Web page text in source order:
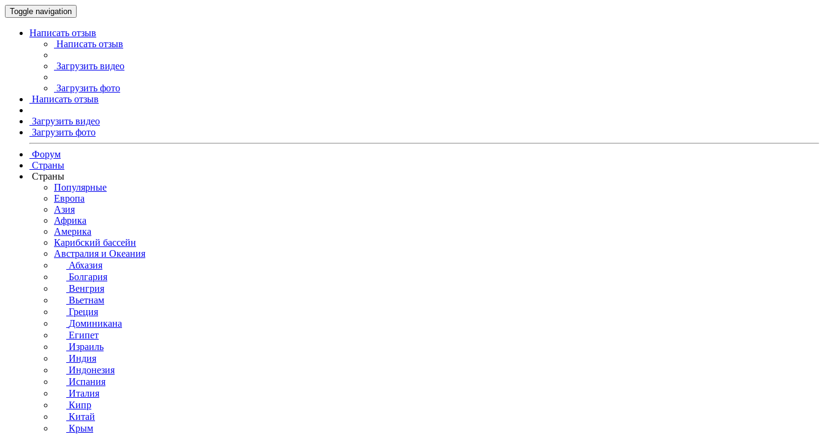
Toggle navigation
Написать отзыв
Написать отзыв
Загрузить видео
Загрузить фото
Написать отзыв
Загрузить видео
Загрузить фото
Форум
Страны
Страны
Популярные
Европа
Азия
Африка
Америка
Карибский бассейн
Австралия и Океания
Абхазия
Болгария
Венгрия
Вьетнам
Греция
Доминикана
Египет
Израиль
Индия
Индонезия
Испания
Италия
Кипр
Китай
Крым